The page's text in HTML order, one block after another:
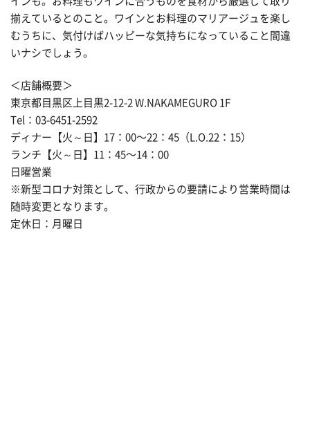
揃えているとのこと。ワインとお料理のマリアージュを楽し
むうちに、気付けばハッピーな気持ちになっていること間違
いナシでしょう。
＜店舗概要＞
東京都目黒区上目黒2-12-2 W.NAKAMEGURO 1F
Tel：03-6451-2592
ディナー【火～日】17：00〜22：45（L.O.22：15）
ランチ【火～日】11：45〜14：00
日曜営業
※新型コロナ対策として、行政からの要請により営業時間は
随時変更となります。
定休日：月曜日